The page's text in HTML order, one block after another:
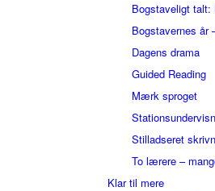
Bogstaveligt
Bogstavernes år
Dagens drama
Guided Reading
Mærk sproget
Stilladseret
To lærere –
Klar til mere